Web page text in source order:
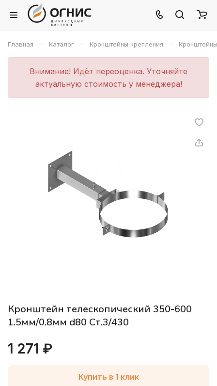
Главная – Каталог – Кронштейны крепления – Кронштейны
Внимание! Идёт переоценка. Уточняйте
актуальную стоимость у менеджера!
Кронштейн телескопический 350-600
1.5мм/0.8мм d80 Ст.3/430
1 271 ₽
Купить в 1 клик